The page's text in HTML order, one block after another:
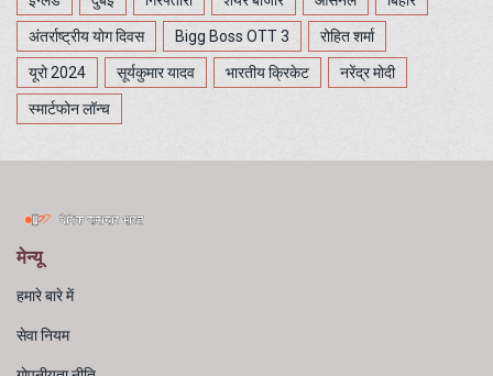
अंतर्राष्ट्रीय योग दिवस Bigg Boss OTT 3 रोहित शर्मा
यूरो 2024 सूर्यकुमार यादव भारतीय क्रिकेट नरेंद्र मोदी
स्मार्टफोन लॉन्च
मेन्यू
हमारे बारे में
सेवा नियम